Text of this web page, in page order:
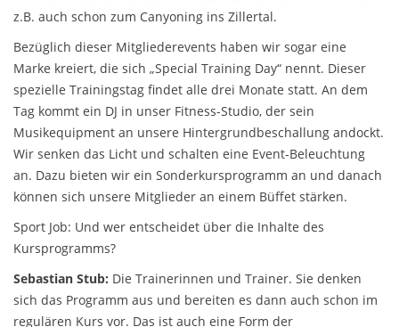
z.B. auch schon zum Canyoning ins Zillertal.
Bezüglich dieser Mitgliederevents haben wir sogar eine
Marke kreiert, die sich „Special Training Day“ nennt. Dieser
spezielle Trainingstag findet alle drei Monate statt. An dem
Tag kommt ein DJ in unser Fitness-Studio, der sein
Musikequipment an unsere Hintergrundbeschallung andockt.
Wir senken das Licht und schalten eine Event-Beleuchtung
an. Dazu bieten wir ein Sonderkursprogramm an und danach
können sich unsere Mitglieder an einem Büffet stärken.
Sport Job: Und wer entscheidet über die Inhalte des
Kursprogramms?
Sebastian Stub: Die Trainerinnen und Trainer. Sie denken
sich das Programm aus und bereiten es dann auch schon im
regulären Kurs vor. Das ist auch eine Form der